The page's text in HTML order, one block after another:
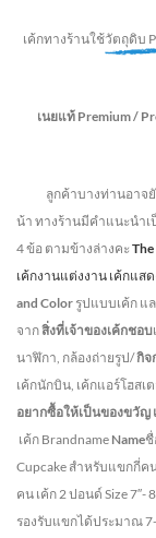
เค้กทางร้านใช้วัตถุดิบ
เนยแท้ Premium /
ลูกค้าบางท่านอาจ
น้า ทางร้านมีคำแนะนำเ
4 ข้อ ตามข้างล่างคะ
เค้กงานแต่งงาน เค้กแส
and Color รูปแบบเค้ก แ
จากสิ่งที่เจ้าของเค้กชอบ
นาฬิกา, กล้องถ่ายรูป/กิจ
เค้กนักบิน, เค้กแอร์โฮส
อยากซื้อให้เป็นของขวัญ
เค้ก Brandname Nameชื่
Cupcake สำหรับแขกกี่ค
คน เค้ก 2 ปอนด์ Size
รองรับแขกได้ประมาณ